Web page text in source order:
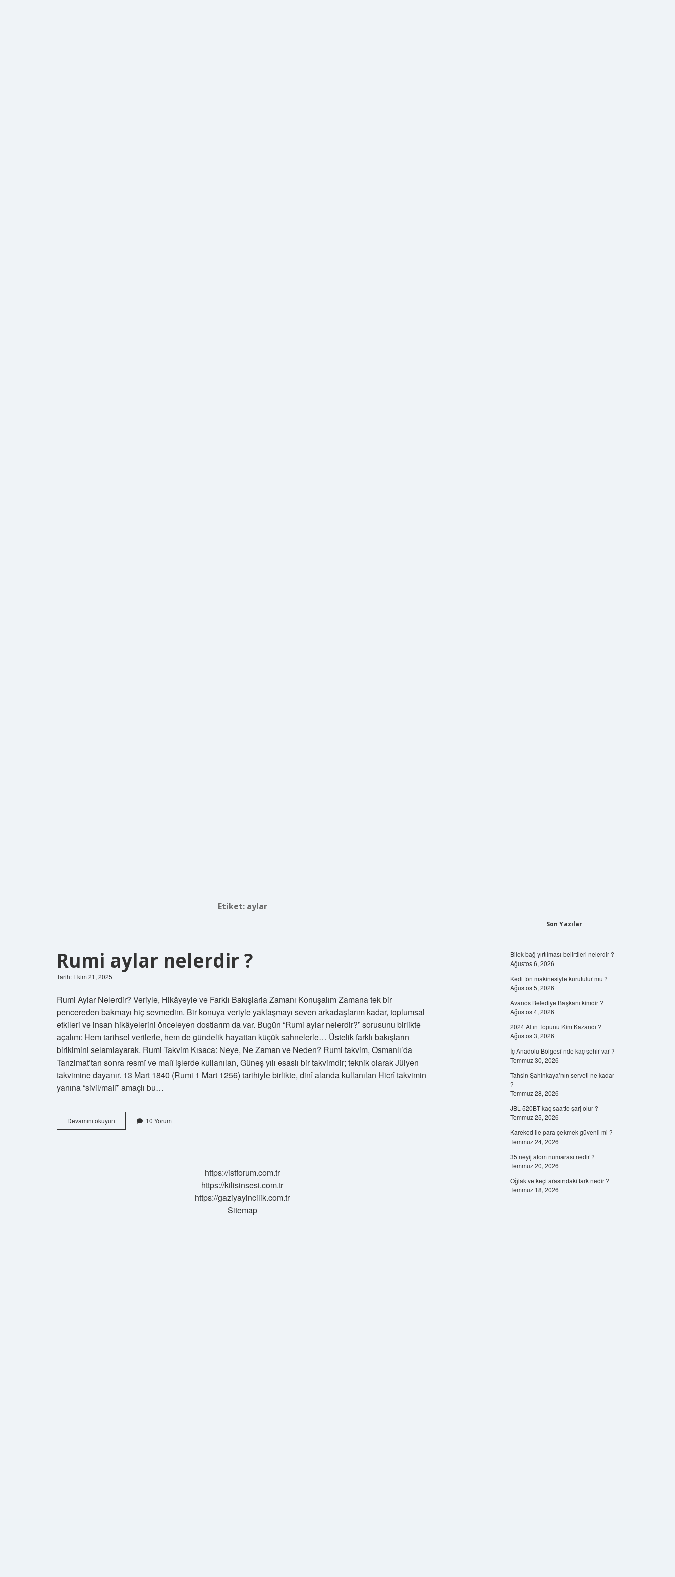
Etiket: aylar
Rumi aylar nelerdir ?
Tarih: Ekim 21, 2025
Rumi Aylar Nelerdir? Veriyle, Hikâyeyle ve Farklı Bakışlarla Zamanı Konuşalım Zamana tek bir
pencereden bakmayı hiç sevmedim. Bir konuya veriyle yaklaşmayı seven arkadaşlarım kadar, toplumsal
etkileri ve insan hikâyelerini önceleyen dostlarım da var. Bugün “Rumi aylar nelerdir?” sorusunu birlikte
açalım: Hem tarihsel verilerle, hem de gündelik hayattan küçük sahnelerle… Üstelik farklı bakışların
birikimini selamlayarak. Rumi Takvim Kısaca: Neye, Ne Zaman ve Neden? Rumi takvim, Osmanlı’da
Tanzimat’tan sonra resmî ve malî işlerde kullanılan, Güneş yılı esaslı bir takvimdir; teknik olarak Jülyen
takvimine dayanır. 13 Mart 1840 (Rumi 1 Mart 1256) tarihiyle birlikte, dinî alanda kullanılan Hicrî takvimin
yanına “sivil/malî” amaçlı bu…
Devamını okuyun
aylar
10 Yorum
https://istforum.com.tr
https://kilisinsesi.com.tr
https://gaziyayincilik.com.tr
Sitemap
Son Yazılar
Bilek bağ yırtılması belirtileri nelerdir ?
Ağustos 6, 2026
Kedi fön makinesiyle kurutulur mu ?
Ağustos 5, 2026
Avanos Belediye Başkanı kimdir ?
Ağustos 4, 2026
2024 Altın Topunu Kim Kazandı ?
Ağustos 3, 2026
İç Anadolu Bölgesi’nde kaç şehir var ?
Temmuz 30, 2026
Tahsin Şahinkaya’nın serveti ne kadar
?
Temmuz 28, 2026
JBL 520BT kaç saatte şarj olur ?
Temmuz 25, 2026
Karekod ile para çekmek güvenli mi ?
Temmuz 24, 2026
35 neyij atom numarası nedir ?
Temmuz 20, 2026
Oğlak ve keçi arasındaki fark nedir ?
Temmuz 18, 2026